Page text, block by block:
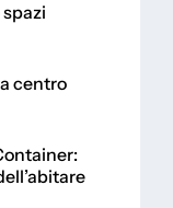
centro